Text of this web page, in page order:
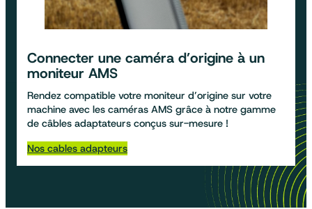
Connecter une caméra d’origine à un
moniteur AMS
Rendez compatible votre moniteur d’origine sur votre
machine avec les caméras AMS grâce à notre gamme
de câbles adaptateurs conçus sur-mesure !
Nos cables adapteurs